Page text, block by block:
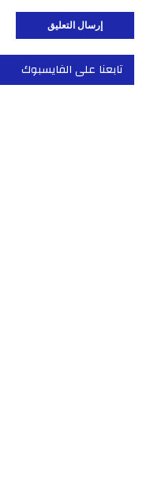
تابعنا على الفايسبوك